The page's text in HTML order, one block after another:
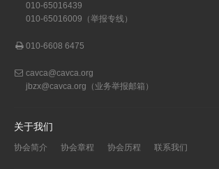
010-65016439
010-65016009（举报专线）
010-6608 6475
cavca@cavca.org
jbzx@cavca.org （业务举报邮箱）
关于我们
协会简介 协会章程 协会历程 联系我们